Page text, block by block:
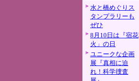
水と橋めぐりス
タンプラリーも
ぜひ
8月10日は『宿花
火」の日
ユニークな企画
展『真相に迫
れ！科学捜査